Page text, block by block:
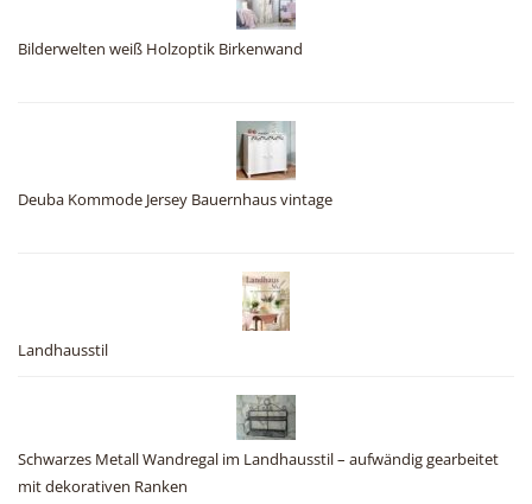
Bilderwelten weiß Holzoptik Birkenwand
Deuba Kommode Jersey Bauernhaus vintage
Landhausstil
Schwarzes Metall Wandregal im Landhausstil – aufwändig gearbeitet
mit dekorativen Ranken